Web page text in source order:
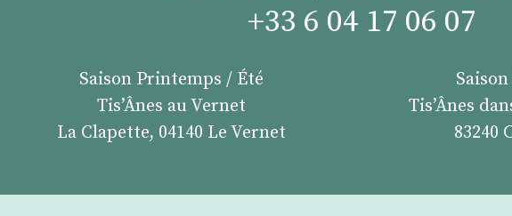
+33 6 04 17 06 07
Saison Printemps / Été
Tis’Ânes au Vernet
La Clapette, 04140 Le Vernet
Tis’Ânes
83240